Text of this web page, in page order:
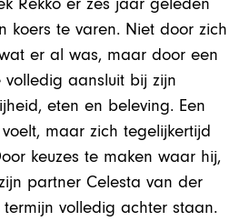
Rekko er zes jaar geleden
koers te varen. Niet door zich
er al was, maar door een
aansluit bij zijn
eten en beleving. Een
maar zich tegelijkertijd
keuzes te maken waar hij,
partner Celesta van der
volledig achter staan.